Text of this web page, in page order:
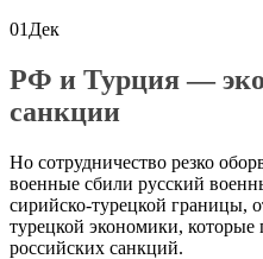
01 Дек
РФ и Турция —
санкции
Но сотрудничество резко
военные сбили русский
сирийско-турецкой границы,
турецкой экономики, которые
российских санкций.